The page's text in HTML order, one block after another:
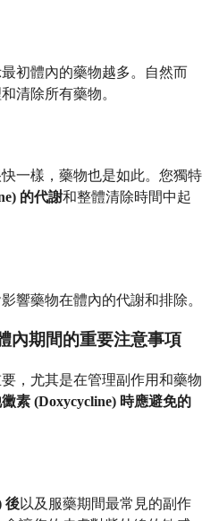
初體內的藥物越多。自然而
清除所有藥物。
一樣，藥物也是如此。您獨特
的代謝和整體清除時間中起
響藥物在體內的代謝和排除。
內期間的重要注意事項
，尤其是在管理副作用和藥物
素 (Doxycycline) 時應避免的
後以及服藥期間最常見的副作